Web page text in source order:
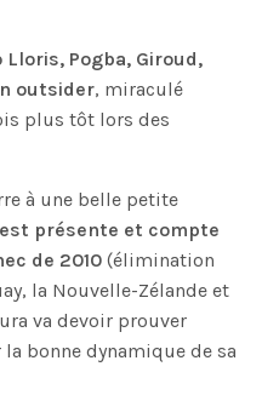
Lloris, Pogba, Giroud,
outsider, miraculé
plus tôt lors des
à une belle petite
est présente et compte
de 2010 (élimination
la Nouvelle-Zélande et
va devoir prouver
bonne dynamique de sa